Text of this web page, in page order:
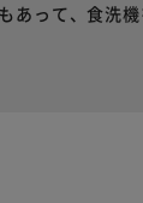
あって、食洗